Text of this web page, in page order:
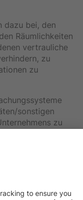
dazu bei, den
Räumlichkeiten
vertrauliche
zu
zu
sonstigen
zu
nicht für
genannten
jedoch ein